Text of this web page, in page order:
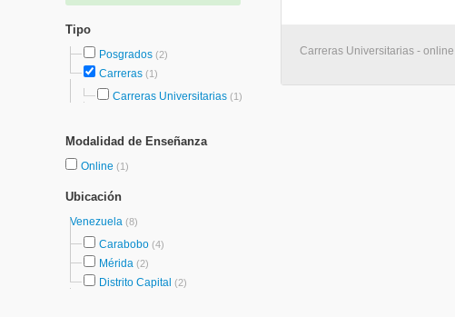
Tipo
Posgrados (2)
Carreras (1)
Carreras Universitarias (1)
Modalidad de Enseñanza
Online (1)
Ubicación
Venezuela (8)
Carabobo (4)
Mérida (2)
Distrito Capital (2)
Carreras Universitarias - online